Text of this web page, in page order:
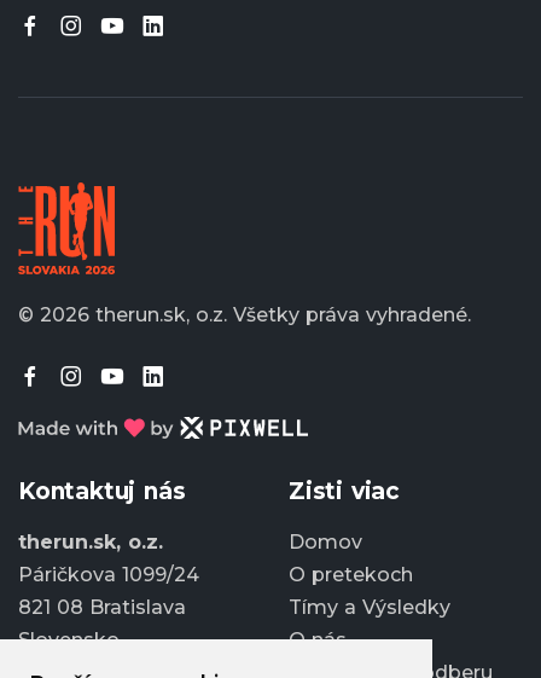
© 2026 therun.sk, o.z. Všetky práva vyhradené.
Kontaktuj nás
therun.sk, o.z.
Páričkova 1099/24
821 08 Bratislava
Slovensko
Zisti viac
Domov
O pretekoch
Tímy a Výsledky
O nás
Prihlásiť sa k odberu